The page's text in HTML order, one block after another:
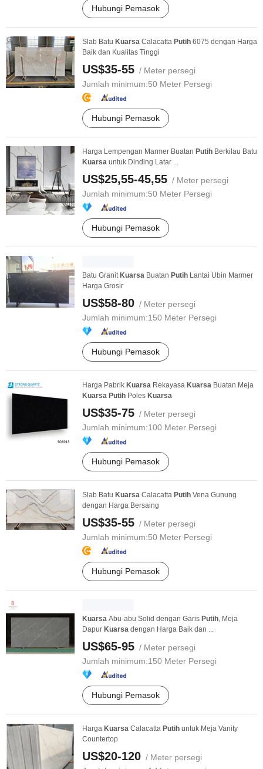
Hubungi Pemasok
Slab Batu Kuarsa Calacatta Putih 6075 dengan Harga
Baik dan Kualitas Tinggi
US$35-55 / Meter persegi
Jumlah minimum:50 Meter Persegi
Hubungi Pemasok
Harga Lempengan Marmer Buatan Putih Berkilau Batu
Kuarsa untuk Dinding Latar ...
US$25,55-45,55 / Meter persegi
Jumlah minimum:50 Meter Persegi
Hubungi Pemasok
Batu Granit Kuarsa Buatan Putih Lantai Ubin Marmer
Harga Grosir
US$58-80 / Meter persegi
Jumlah minimum:150 Meter Persegi
Hubungi Pemasok
Harga Pabrik Kuarsa Rekayasa Kuarsa Buatan Meja
Kuarsa Putih Poles Kuarsa
US$35-75 / Meter persegi
Jumlah minimum:100 Meter Persegi
Hubungi Pemasok
Slab Batu Kuarsa Calacatta Putih Vena Gunung
dengan Harga Bersaing
US$35-55 / Meter persegi
Jumlah minimum:50 Meter Persegi
Hubungi Pemasok
Kuarsa Abu-abu Solid dengan Garis Putih, Meja
Dapur Kuarsa dengan Harga Baik dan ...
US$65-95 / Meter persegi
Jumlah minimum:150 Meter Persegi
Hubungi Pemasok
Harga Kuarsa Calacatta Putih untuk Meja Vanity
Countertop
US$20-120 / Meter persegi